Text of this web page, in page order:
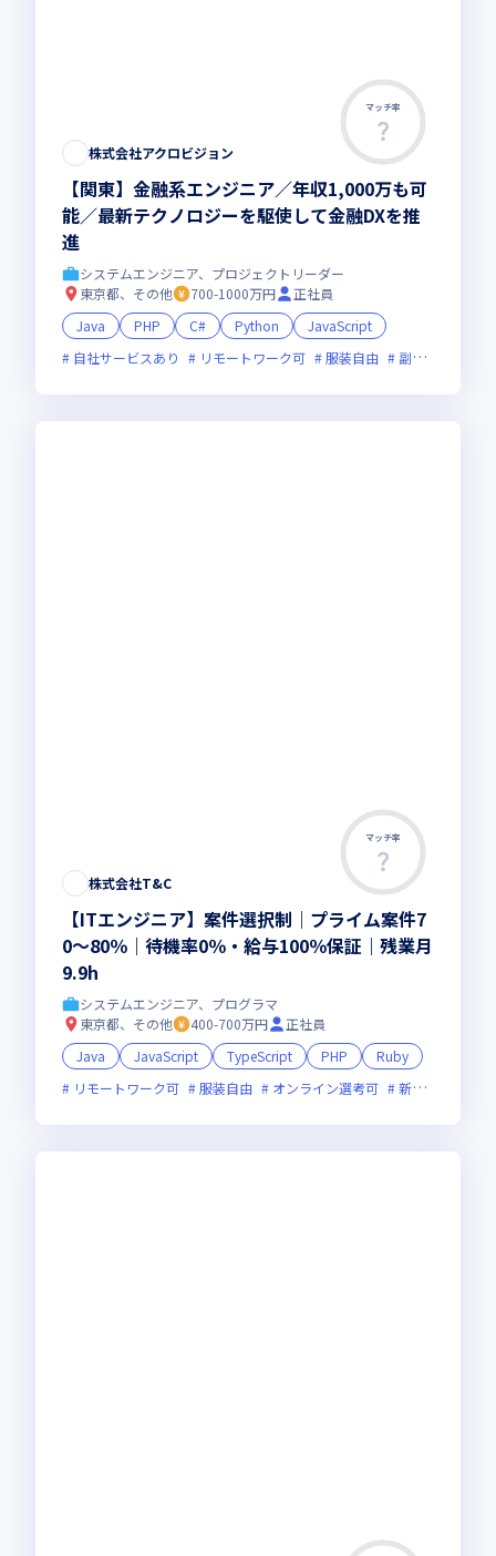
マッチ率
株式会社アクロビジョン
【関東】金融系エンジニア／年収1,000万も可
能／最新テクノロジーを駆使して金融DXを推
進
システムエンジニア、プロジェクトリーダー
東京都、その他
700-1000万円
正社員
Java
PHP C# Python
JavaScript
自社サービスあり
リモートワーク可 服装自由 副業可
マッチ率
株式会社T&C
【ITエンジニア】案件選択制｜プライム案件7
0～80％｜待機率0％・給与100％保証｜残業月
9.9h
システムエンジニア、プログラマ
東京都、その他
400-700万円
正社員
Java
JavaScript TypeScript PHP
Ruby
リモートワーク可
服装自由 オンライン選考可 新技術に積極的